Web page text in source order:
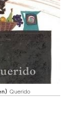
Querido